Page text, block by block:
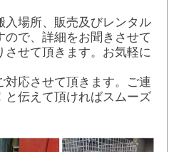
入場所、販売及びレンタル
で、詳細をお聞きさせて
させて頂きます。お気軽に
対応させて頂きます。ご連
と伝えて頂ければスムーズ